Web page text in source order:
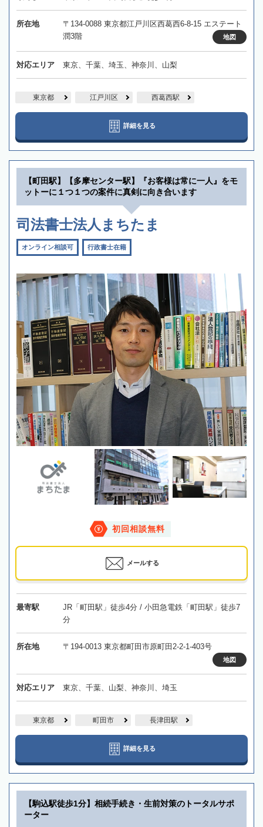
所在地
〒134-0088 東京都江戸川区西葛西6-8-15 エステート
潤3階
地図
対応エリア 東京、千葉、埼玉、神奈川、山梨
東京都 江戸川区 西葛西駅
詳細を見る
【町田駅】【多摩センター駅】『お客様は常に一人』をモ
ットーに１つ１つの案件に真剣に向き合います
司法書士法人まちたま
オンライン相談可 行政書士在籍
初回相談無料
メールする
最寄駅
JR「町田駅」徒歩4分 / 小田急電鉄「町田駅」徒歩7
分
所在地 〒194-0013 東京都町田市原町田2-2-1-403号
地図
対応エリア 東京、千葉、山梨、神奈川、埼玉
東京都 町田市 長津田駅
詳細を見る
【駒込駅徒歩1分】相続手続き・生前対策のトータルサポ
ーター